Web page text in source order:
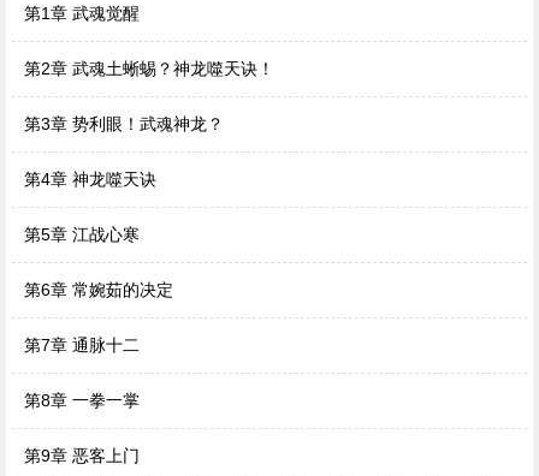
第1章 武魂觉醒
第2章 武魂土蜥蜴？神龙噬天诀！
第3章 势利眼！武魂神龙？
第4章 神龙噬天诀
第5章 江战心寒
第6章 常婉茹的决定
第7章 通脉十二
第8章 一拳一掌
第9章 恶客上门